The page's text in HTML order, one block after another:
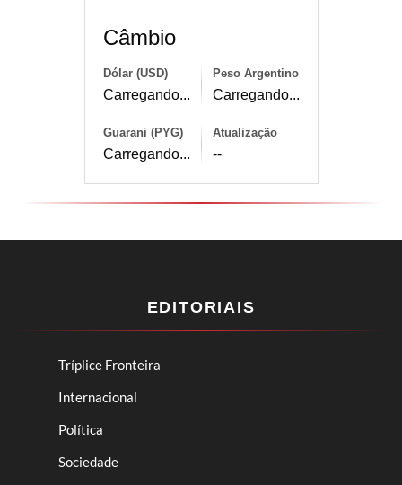
Câmbio
Dólar (USD)
Carregando...
Peso Argentino
Carregando...
Guarani (PYG)
Carregando...
Atualização
--
EDITORIAIS
Tríplice Fronteira
Internacional
Política
Sociedade